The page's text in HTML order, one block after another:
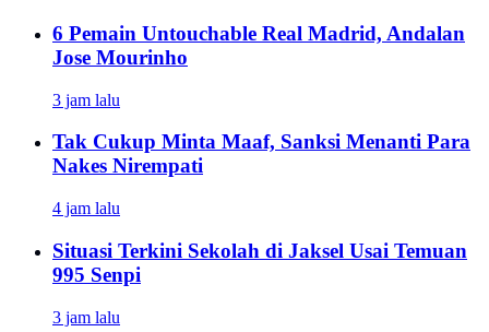
6 Pemain Untouchable Real Madrid, Andalan
Jose Mourinho
3 jam lalu
Tak Cukup Minta Maaf, Sanksi Menanti Para
Nakes Nirempati
4 jam lalu
Situasi Terkini Sekolah di Jaksel Usai Temuan
995 Senpi
3 jam lalu